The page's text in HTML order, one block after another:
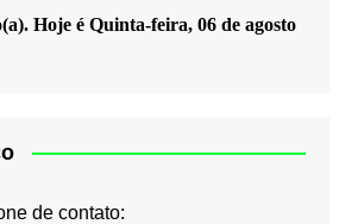
Hoje é Quinta-feira, 06 de agosto
de contato: